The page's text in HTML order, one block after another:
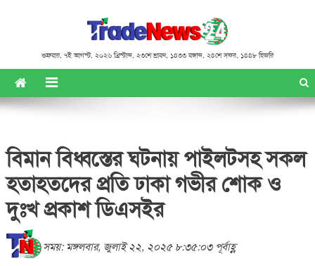
শুক্রবার, ৭ই আগস্ট, ২০২৬ খ্রিস্টাব্দ, ২৩শে শ্রাবণ, ১৪৩৩ বঙ্গাব্দ, ২৪শে সফর, ১৪৪৮ হিজরি
বিমান বিধ্বস্তের ঘটনায় পাইলটসহ সকল
হতাহতদের প্রতি ঢাকা গভীর শোক ও
দুঃখ প্রকাশ ডিএসইর
সময়: মঙ্গলবার, জুলাই ২২, ২০২৫ ৮:৩৫:০৩ পূর্বাহ্ণ